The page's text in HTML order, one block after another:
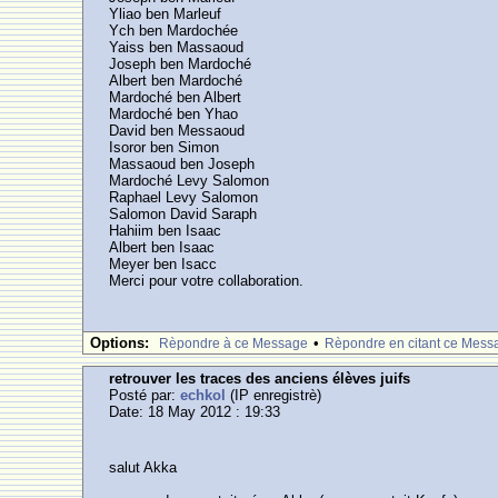
Yliao ben Marleuf
Ych ben Mardochée
Yaiss ben Massaoud
Joseph ben Mardoché
Albert ben Mardoché
Mardoché ben Albert
Mardoché ben Yhao
David ben Messaoud
Isoror ben Simon
Massaoud ben Joseph
Mardoché Levy Salomon
Raphael Levy Salomon
Salomon David Saraph
Hahiim ben Isaac
Albert ben Isaac
Meyer ben Isacc
Merci pour votre collaboration.
Options: Rèpondre à ce Message • Rèpondre en citant ce
retrouver les traces des anciens élèves juifs
Posté par:echkol (IP enregistrè)
Date: 18 May 2012 : 19:33
salut Akka